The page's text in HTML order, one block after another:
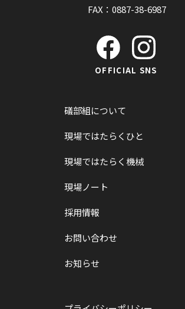
FAX：0887-38-6987
OFFICIAL SNS
礒部組について
現場ではたらくひと
現場ではたらく機械
現場ノート
採用情報
お問い合わせ
お知らせ